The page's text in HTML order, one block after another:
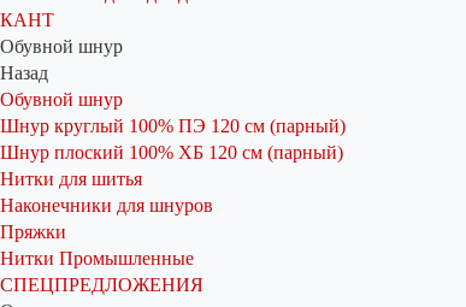
КАНТ
Обувной шнур
Назад
Обувной шнур
Шнур круглый 100% ПЭ 120 см (парный)
Шнур плоский 100% ХБ 120 см (парный)
Нитки для шитья
Наконечники для шнуров
Пряжки
Нитки Промышленные
СПЕЦПРЕДЛОЖЕНИЯ